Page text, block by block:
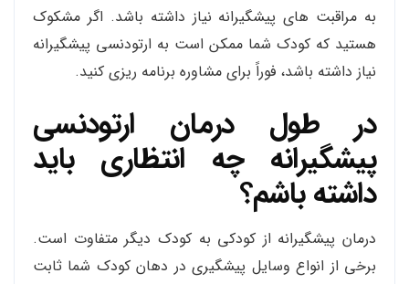
به مراقبت های پیشگیرانه نیاز داشته باشد. اگر مشکوک
هستید که کودک شما ممکن است به ارتودنسی پیشگیرانه
نیاز داشته باشد، فوراً برای مشاوره برنامه ریزی کنید.
در طول درمان ارتودنسی
پیشگیرانه چه انتظاری باید
داشته باشم؟
درمان پیشگیرانه از کودکی به کودک دیگر متفاوت است.
برخی از انواع وسایل پیشگیری در دهان کودک شما ثابت